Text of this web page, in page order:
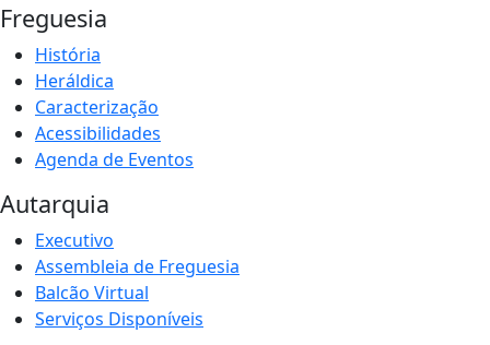
Freguesia
História
Heráldica
Caracterização
Acessibilidades
Agenda de Eventos
Autarquia
Executivo
Assembleia de Freguesia
Balcão Virtual
Serviços Disponíveis